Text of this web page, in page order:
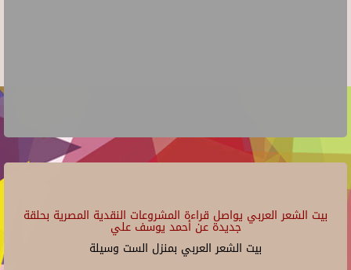
بيت الشعر العربي يواصل قراءة المشروعات النقدية المصرية بحلقة
جديدة عن أحمد يوسف علي
بيت الشعر العربي بمنزل الست وسيلة